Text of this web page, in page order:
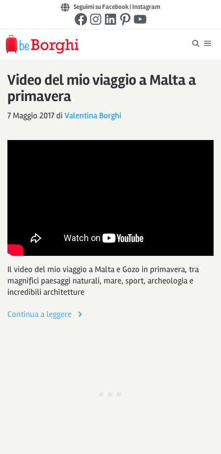
Seguimi su Facebook|Instagram
Facebook
Instagram
LinkedIn
Pinterest
YouTube
Video del mio viaggio a Malta a
primavera
7 Maggio 2017di Valentina Borghi
Il video del mio viaggio a Malta e Gozo in primavera, tra
magnifici paesaggi naturali, mare, sport, archeologia e
incredibili architetture
Continua a leggere